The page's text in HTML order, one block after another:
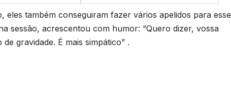
eles também conseguiram fazer vários apelidos para esse
sessão, acrescentou com humor: “Quero dizer, vossa
gravidade. É mais simpático” .